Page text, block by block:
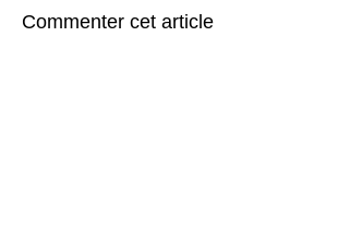
Commenter cet article